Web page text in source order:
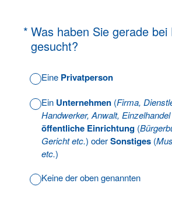
* Was haben Sie gerade
gesucht?
(Erforderlich.)
Eine Privatperson
Ein Unternehmen (Firma,
Handwerker, Anwalt,
öffentliche Einrichtung (
Gericht etc.) oderSonstiges (
etc.)
Keine der oben genannten